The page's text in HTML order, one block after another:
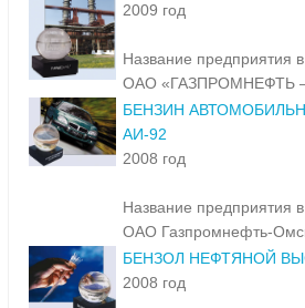
2009 год
Название предприятия в
ОАО «ГАЗПРОМНЕФТЬ
БЕНЗИН
АИ-92
2008 год
Название предприятия в
ОАО Газпромнефть-
БЕНЗОЛ НЕФТЯНОЙ
2008 год